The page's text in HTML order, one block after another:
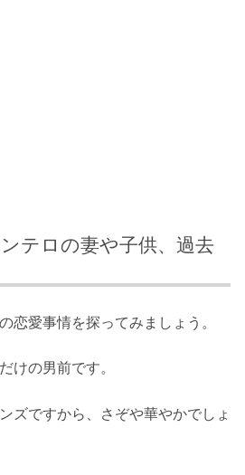
テロの妻や子供、過去
恋愛事情を探ってみましょう。
けの男前です。
ズですから、さぞや華やかでしょ